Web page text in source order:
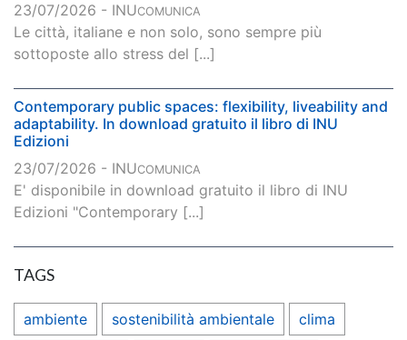
23/07/2026 - INUCOMUNICA
Le città, italiane e non solo, sono sempre più
sottoposte allo stress del [...]
Contemporary public spaces: flexibility, liveability and
adaptability. In download gratuito il libro di INU
Edizioni
23/07/2026 - INUCOMUNICA
E' disponibile in download gratuito il libro di INU
Edizioni "Contemporary [...]
TAGS
ambiente sostenibilità ambientale clima